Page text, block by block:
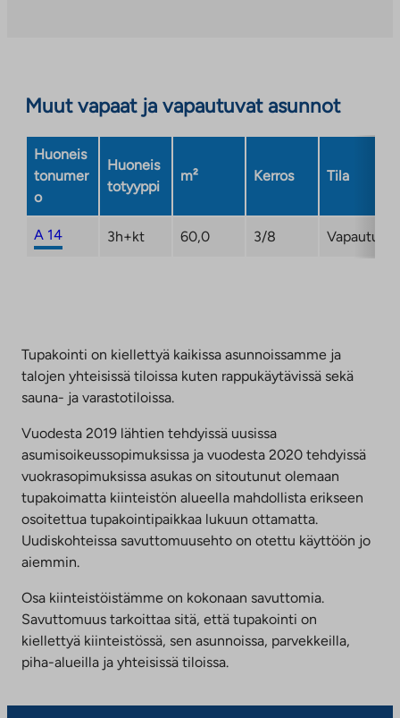
Muut vapaat ja vapautuvat asunnot
Huoneis
tonumer
o
Huoneis
totyyppi
m² Kerros Tila
A 14 3h+kt 60,0 3/8
Tupakointi on kiellettyä kaikissa asunnoissamme ja
talojen yhteisissä tiloissa kuten rappukäytävissä sekä
sauna- ja varastotiloissa.
Vuodesta 2019 lähtien tehdyissä uusissa
asumisoikeussopimuksissa ja vuodesta 2020 tehdyissä
vuokrasopimuksissa asukas on sitoutunut olemaan
tupakoimatta kiinteistön alueella mahdollista erikseen
osoitettua tupakointipaikkaa lukuun ottamatta.
Uudiskohteissa savuttomuusehto on otettu käyttöön jo
aiemmin.
Osa kiinteistöistämme on kokonaan savuttomia.
Savuttomuus tarkoittaa sitä, että tupakointi on
kiellettyä kiinteistössä, sen asunnoissa, parvekkeilla,
piha-alueilla ja yhteisissä tiloissa.